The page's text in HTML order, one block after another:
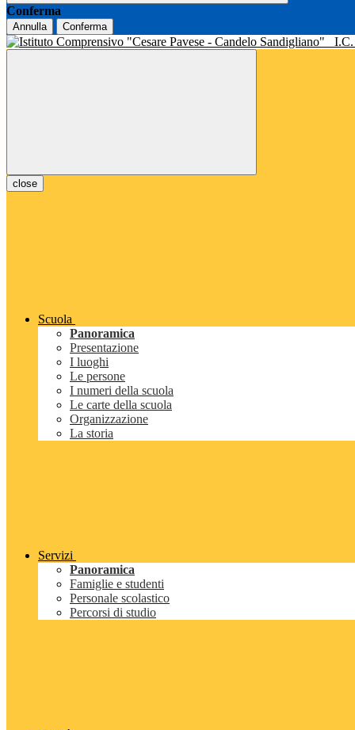
Conferma
Annulla Conferma
I.C.
close
Scuola
Panoramica
Presentazione
I luoghi
Le persone
I numeri della scuola
Le carte della scuola
Organizzazione
La storia
Servizi
Panoramica
Famiglie e studenti
Personale scolastico
Percorsi di studio